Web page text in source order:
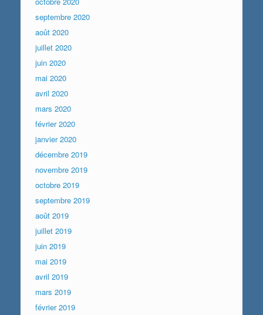
septembre 2020
août 2020
juillet 2020
juin 2020
mai 2020
avril 2020
mars 2020
février 2020
janvier 2020
décembre 2019
novembre 2019
octobre 2019
septembre 2019
août 2019
juillet 2019
juin 2019
mai 2019
avril 2019
mars 2019
février 2019